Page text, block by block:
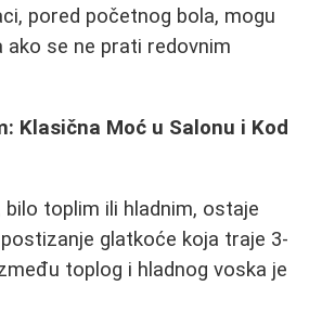
pored početnog bola, mogu
ako se ne prati redovnim
Klasična Moć u Salonu i Kod
bilo toplim ili hladnim, ostaje
glatkoće koja traje 3-
toplog i hladnog voska je